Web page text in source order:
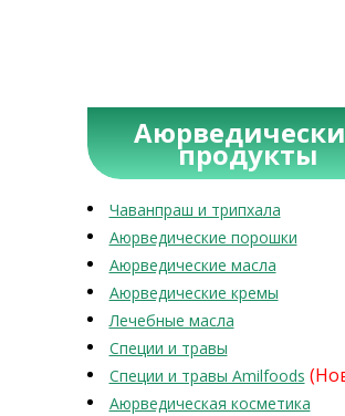
продукты
Чаванпраш и трипхала
Аюрведические порошки
Аюрведические масла
Аюрведические кремы
Лечебные масла
Специи и травы
Специи и травы Amilfoods
Аюрведическая косметика